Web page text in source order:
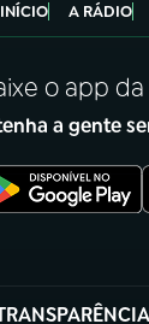
INÍCIO A RÁDIO
o app
a gente